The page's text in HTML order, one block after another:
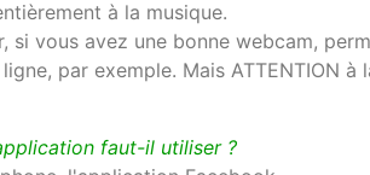
à la musique.
si vous avez une bonne webcam,
par exemple. Mais ATTENTION
faut-il utiliser ?